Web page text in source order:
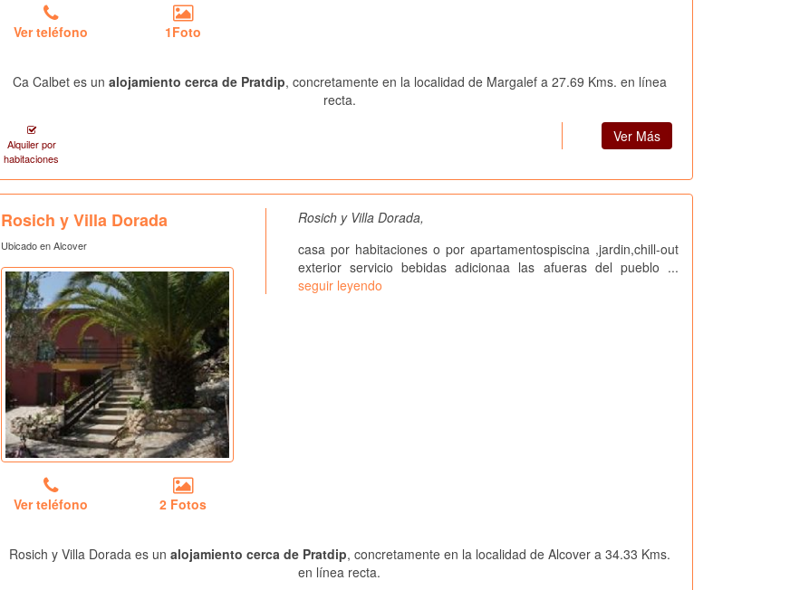
Ver teléfono 1Foto
Ca Calbet es un alojamiento cerca de Pratdip, concretamente en la localidad de Margalef a 27.69 Kms. en línea
recta.
Alquiler por
habitaciones
Ver Más
Rosich y Villa Dorada
Ubicado en Alcover
Ver teléfono 2 Fotos
Rosich y Villa Dorada,
casa por habitaciones o por apartamentospiscina ,jardin,chill-out
exterior servicio bebidas adicionaa las afueras del pueblo ...
seguir leyendo
Rosich y Villa Dorada es un alojamiento cerca de Pratdip, concretamente en la localidad de Alcover a 34.33 Kms.
en línea recta.